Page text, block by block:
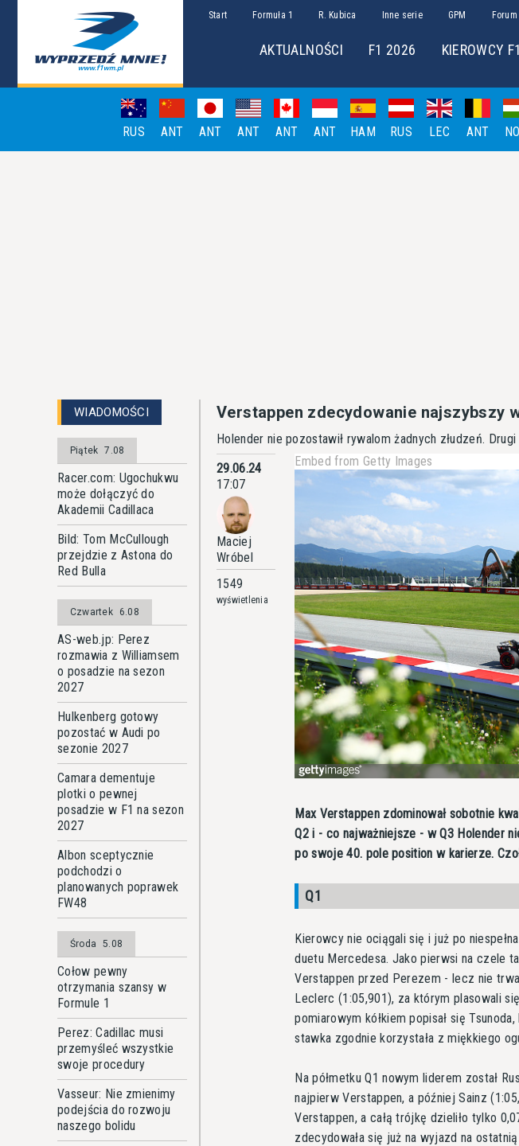
Start Formuła 1 R. Kubica Inne serie GPM Forum
AKTUALNOŚCI F1 2026 KIEROWCY F1
RUS ANT ANT ANT ANT ANT HAM RUS LEC ANT
WIADOMOŚCI
Piątek 7.08
Racer.com: Ugochukwu
może dołączyć do
Akademii Cadillaca
Bild: Tom McCullough
przejdzie z Astona do
Red Bulla
Czwartek 6.08
AS-web.jp: Perez
rozmawia z Williamsem
o posadzie na sezon
2027
Hulkenberg gotowy
pozostać w Audi po
sezonie 2027
Camara dementuje
plotki o pewnej
posadzie w F1 na sezon
2027
Albon sceptycznie
podchodzi o
planowanych poprawek
FW48
Środa 5.08
Cołow pewny
otrzymania szansy w
Formule 1
Perez: Cadillac musi
przemyśleć wszystkie
swoje procedury
Vasseur: Nie zmienimy
podejścia do rozwoju
naszego bolidu
Verstappen zdecydowanie najszybszy
Holender nie pozostawił rywalom żadnych złudzeń.
29.06.24
17:07
Maciej
Wróbel
1549
wyświetlenia
Embed from Getty Images
Max Verstappen zdominował sobotnie
Q2 i - co najważniejsze - w Q3 Holender
po swoje 40. pole position w karierze.
Q1
Kierowcy nie ociągali się i już po
duetu Mercedesa. Jako pierwsi na czele
Verstappen przed Perezem - lecz nie
Leclerc (1:05,901), za którym plasowali
pomiarowym kółkiem popisał się
stawka zgodnie korzystała z miękkiego
Na półmetku Q1 nowym liderem został
najpierw Verstappen, a później Sainz
Verstappen, a całą trójkę dzieliło tylko
zdecydowała się już na wyjazd na